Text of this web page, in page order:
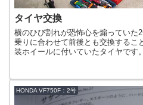
タイヤ交換
横のひび割れが恐怖心を煽っていた
乗りに合わせて前後とも交換するこ
装ホイールに付いていたタイヤです
HONDA VF750F：2号